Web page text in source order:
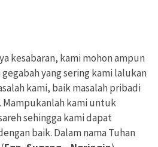
kesabaran, kami mohon ampun
yang sering kami lalukan
kami, baik masalah pribadi
kami untuk
sehingga kami dapat
baik. Dalam nama Tuhan